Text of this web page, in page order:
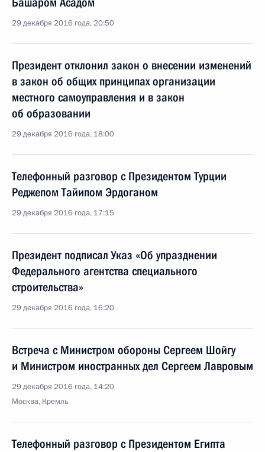
29 декабря 2016 года, 20:50
Президент отклонил закон о внесении изменений
в закон об общих принципах организации
местного самоуправления и в закон
об образовании
29 декабря 2016 года, 18:00
Телефонный разговор с Президентом Турции
Реджепом Тайипом Эрдоганом
29 декабря 2016 года, 17:15
Президент подписал Указ «Об упразднении
Федерального агентства специального
строительства»
29 декабря 2016 года, 16:20
Встреча с Министром обороны Сергеем Шойгу
и Министром иностранных дел Сергеем Лавровым
29 декабря 2016 года, 14:20
Москва, Кремль
Телефонный разговор с Президентом Египта